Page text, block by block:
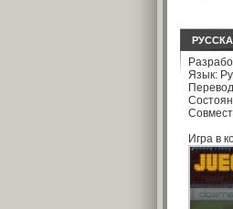
Язык:
Игра в